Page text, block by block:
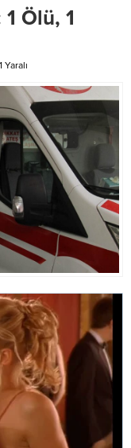
Ölü, 1
Yaralı